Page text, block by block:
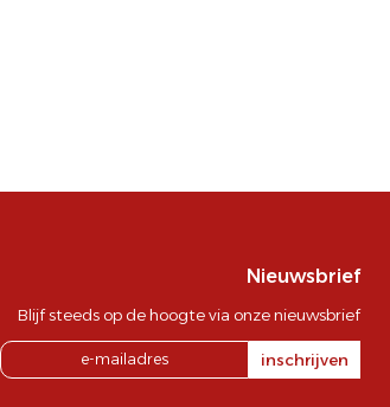
Nieuwsbrief
Blijf steeds op de hoogte via onze nieuwsbrief
inschrijven